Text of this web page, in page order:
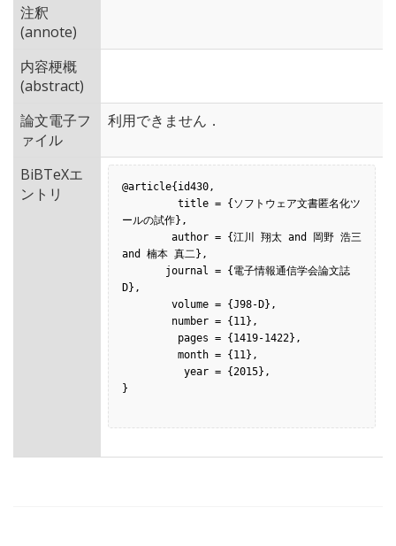
注釈
(annote)
内容梗概
(abstract)
論文電子フ
ァイル
利用できません．
BiBTeXエ
ントリ
@article{id430,
ールの試作},
and 楠本 真二},
D},
}